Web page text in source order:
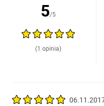
5/5
(1 opinia)